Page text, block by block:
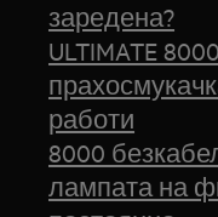
заредена?
ULTIMATE
работи
8000
лампата на